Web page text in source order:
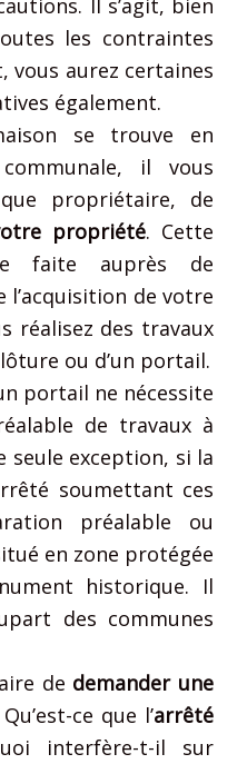
Il s’agit, bien
les contraintes
vous aurez certaines
également.
se trouve en
il vous
propriétaire, de
propriété. Cette
faite auprès de
l’acquisition de votre
réalisez des travaux
ou d’un portail.
portail ne nécessite
de travaux à
seule exception, si la
soumettant ces
préalable ou
en zone protégée
historique. Il
des communes
de demander une
ce que l’arrêté
interfère-t-il sur